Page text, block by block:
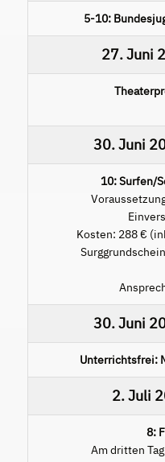
5-10:
27. Juni
30. Juni
10: Surfen/
Kosten: 288 €
30. Juni
Unterrichtsfrei:
2. Juli
8:
Am dritten